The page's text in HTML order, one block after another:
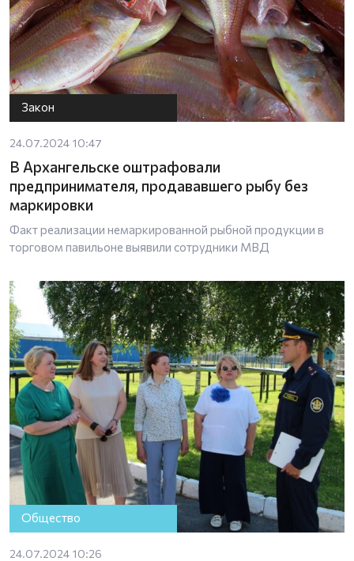
Закон
24.07.2024 10:47
В Архангельске оштрафовали
предпринимателя, продававшего рыбу без
маркировки
Факт реализации немаркированной рыбной продукции в
торговом павильоне выявили сотрудники МВД
Общество
24.07.2024 10:26